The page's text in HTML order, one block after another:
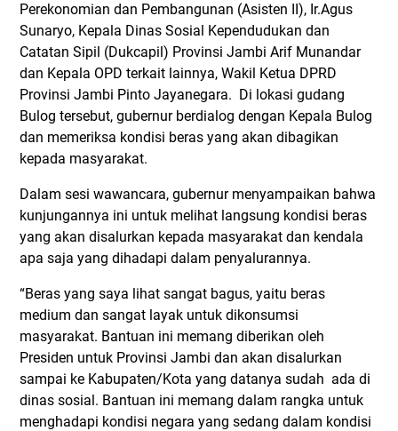
Perekonomian dan Pembangunan (Asisten II), Ir.Agus
Sunaryo, Kepala Dinas Sosial Kependudukan dan
Catatan Sipil (Dukcapil) Provinsi Jambi Arif Munandar
dan Kepala OPD terkait lainnya, Wakil Ketua DPRD
Provinsi Jambi Pinto Jayanegara. Di lokasi gudang
Bulog tersebut, gubernur berdialog dengan Kepala Bulog
dan memeriksa kondisi beras yang akan dibagikan
kepada masyarakat.
Dalam sesi wawancara, gubernur menyampaikan bahwa
kunjungannya ini untuk melihat langsung kondisi beras
yang akan disalurkan kepada masyarakat dan kendala
apa saja yang dihadapi dalam penyalurannya.
“Beras yang saya lihat sangat bagus, yaitu beras
medium dan sangat layak untuk dikonsumsi
masyarakat. Bantuan ini memang diberikan oleh
Presiden untuk Provinsi Jambi dan akan disalurkan
sampai ke Kabupaten/Kota yang datanya sudah ada di
dinas sosial. Bantuan ini memang dalam rangka untuk
menghadapi kondisi negara yang sedang dalam kondisi